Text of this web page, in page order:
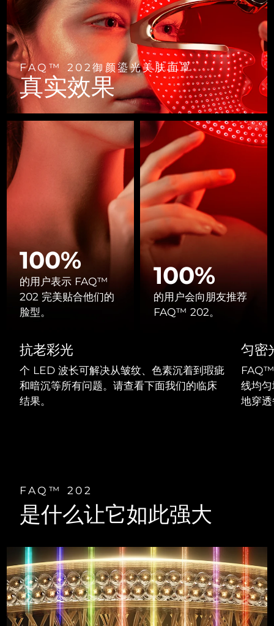
FAQ™ 202御颜鎏光美肤面罩
真实效果
100%
的用户表示 FAQ™
202 完美贴合他们的
脸型。
100%
的用户会向朋友推荐
FAQ™ 202。
抗老彩光
个 LED 波长可解决从皱纹、色素沉着到瑕疵
和暗沉等所有问题。请查看下面我们的临床
结果。
匀密
FAQ™
线均
地穿
FAQ™ 202
是什么让它如此强大
LUNA™ 4 go
For travel or gym bag
LUNA™ 护肤
Premium cleansers & balm
LUNA™ 设备
All facial cleansing devices
BEAR™ 设备
All premium facelift devices
UFO™ 3 go
Portable red light therapy
面膜
Rejuvenation & hydration
UFO™ 设备
All deep facial hydration devices
issa™ 4 baby
For ages 0-3
issa™ Teeth Whitening Set
Dual LED + sonic device & 18% PAP gel
ISSA™ 设备
All silicone sonic toothbrushes
FAQ™ 102
Advanced clinical anti-aging
FAQ™ 103
Luxurious clinical anti-aging set
FAQ™ P1 Primer
Manuka honey primer
FAQ™护肤品
All FAQ™ skincare
FAQ™产品
All anti-aging treatments
FAQ™ 202
LED mask
FAQ™ 211
Anti-aging neck & décolleté LED mask
FAQ™ 221
Anti-aging LED hand mask
FAQ™护肤品
All FAQ™ skincare
FAQ™产品
All LED treatments
生发
FAQ™ 301
LED hair strengthening scalp massager
FAQ™ Scalp Serum
Scalp recovery probiotic serum
FAQ™护肤品
All FAQ™ skincare
FAQ™产品
All hair treatments
肌肤年轻化
FAQ™ 501
Full-Spectrum Red Light Therapy
FAQ™ 502
Full-Spectrum Red Light Therapy
FAQ™ Red Light Serum
FAQ™ skincare
All FAQ™ skincare
FAQ™ products
All toning treatments
保健品
NEW
专业治疗
PEACH™ 2 Pro Max
Professional IPL hair removal device
PEACH™ 2
IPL hair removal
Travel-friendly IPL hair removal
身体护理
BEAR™ 2 body
Microcurrent body toning
LUNA™ 4 body
Massaging body brush
Firming body serum
痘肌护理
ESPADA™ 2 plus
Recurring acne LED therapy
ESPADA™ 2
Acne treatment device
All acne treatment devices
眼部护理
BEAR™ 2 eyes & lips
Microcurrent line smoothing device
IRIS™ 2
Rejuvenating eye massager
All revitalizing eye massagers
KIWI™ derma
Diamond microdermabrasion .
KIWI™ 皮肤护理
Advanced pore care essentials
LUNA™ 4 hair
2-in-1 LED scalp massager
Serum
For healthy hair
NEW
issa™ Teeth Whitening Gel
18% PAP
护肤品 男士
全部购买
克罗地亚 预计送达日期 8/10/26
塞浦路斯 预计送达日期
捷克 预计送达日期 8/10/26
丹麦 预计送达日期8/10/26
爱沙尼亚 预计送达日期8/10/26
芬兰 预计送达日期
预计送达日期8/10/26
法属波利尼西亚 预计送达日期8/14/26
德国 预计送达日期
直布罗陀 预计送达日期
希腊 预计送达日期8/10/26
匈牙利 8/10/26
冰岛 预计送达日期 8/11/26
以色列 预计送达日期
日本 预计送达日期8/13/26
泽西岛 预计送达日期8/15/26
哈萨克斯坦 预计送达日期8/12/26